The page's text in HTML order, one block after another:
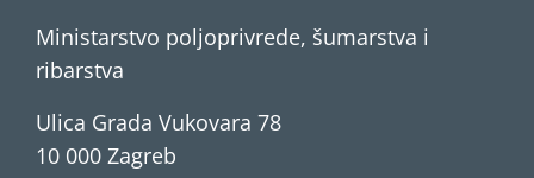
Ministarstvo poljoprivrede, šumarstva i
ribarstva
Ulica Grada Vukovara 78
10 000 Zagreb